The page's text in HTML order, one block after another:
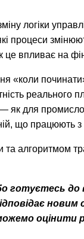
логіки
процеси
впливає на
«коли
реального
як для
що працюють
та алгоритмом
готуєтесь до
оцінити